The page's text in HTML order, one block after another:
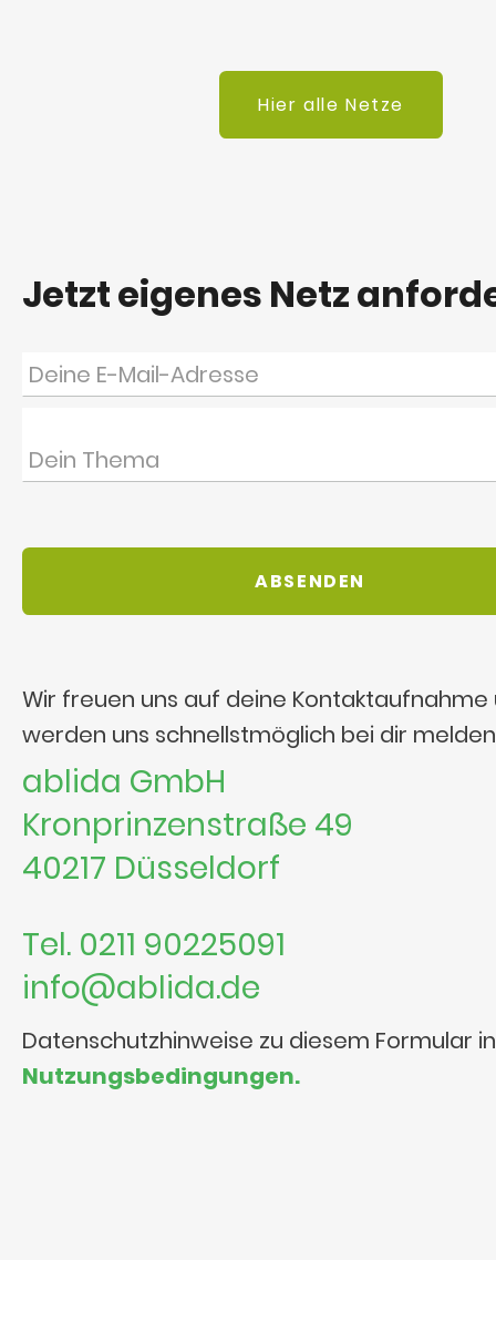
Hier alle Netze
Jetzt eigenes Netz
Wir freuen uns auf deine Kontaktaufnahme
werden uns schnellstmöglich bei dir
ablida GmbH
Kronprinzenstraße 49
40217 Düsseldorf
Tel. 0211 90225091
info@ablida.de
Datenschutzhinweise zu diesem Formular
Nutzungsbedingungen.